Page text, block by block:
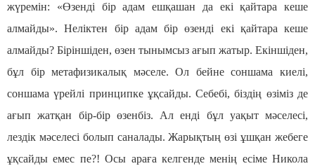
жүремін: «Өзенді бір адам ешқашан да екі қайтара кеше
алмайды». Неліктен бір адам бір өзенді екі қайтара кеше
алмайды? Біріншіден, өзен тынымсыз ағып жатыр. Екіншіден,
бұл бір метафизикалық мәселе. Ол бейне соншама киелі,
соншама үрейлі принципке ұқсайды. Себебі, біздің өзіміз де
ағып жатқан бір-бір өзенбіз. Ал енді бұл уақыт мәселесі,
лездік мәселесі болып саналады. Жарықтың өзі ұшқан жебеге
ұқсайды емес пе?! Осы араға келгенде менің есіме Никола